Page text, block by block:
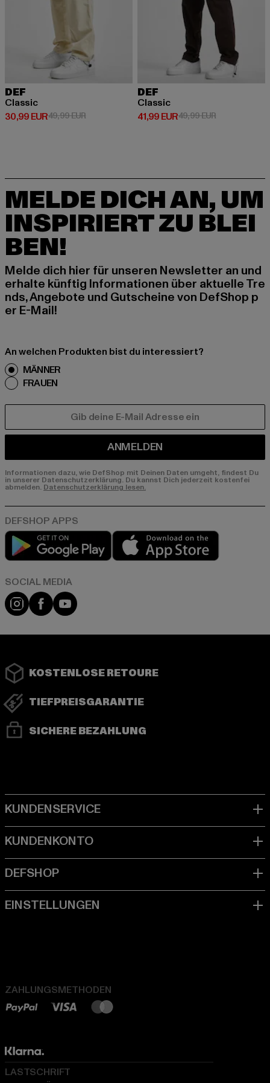
DEF
Classic
30,99 EUR
Derzeitiger Preis: 30,99 EUR
49,99 EURAktionspreis: 49,99 EUR
DEF
Classic
41,99 EUR
Derzeitiger Preis: 41,99 EUR
49,99 EURAktionspreis:
MELDE DICH AN, UM
INSPIRIERT ZU BLEI
BEN!
Melde dich hier für unseren Newsletter an und
erhalte künftig Informationen über aktuelle Tre
nds, Angebote und Gutscheine von DefShop p
er E-Mail!
An welchen Produkten bist du interessiert?
MÄNNER
FRAUEN
ANMELDEN
Informationen dazu, wie DefShop mit Deinen Daten umgeht, findest Du
in unserer Datenschutzerklärung. Du kannst Dich jederzeit kostenfei
abmelden. Datenschutzerklärung lesen.
Play market
Instagram
FacebookYouTube
KOSTENLOSE RETOURE
TIEFPREISGARANTIE
SICHERE BEZAHLUNG
ZAHLUNGSMETHODEN
LASTSCHRIFT